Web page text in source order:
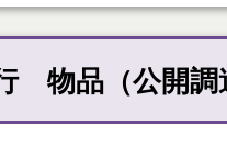
物品（公開調